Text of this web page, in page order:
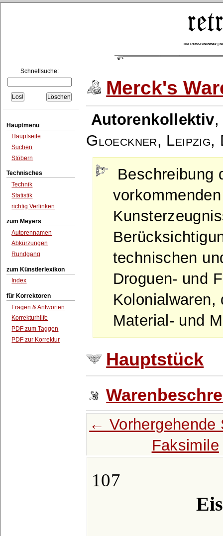
Die Retro-Bibliothek |
Schnellsuche:
Hauptmenü
Hauptseite
Suchen
Stöbern
Technisches
Technik
Statistik
richtig Verlinken
zum Meyers
Autorennamen
Abkürzungen
Rundgang
zum Künstlerlexikon
Index
für Korrektoren
Fragen & Antworten
Korrekturhilfe
PDF zum Taggen
PDF zur Korrektur
Merck's
Autorenkollektiv
Gloeckner, Leipzig,
Beschreibung
technischen
Droguen- und
Kolonialwaren,
Material- und
Hauptstück
← Vorhergehende
Faksimile
107